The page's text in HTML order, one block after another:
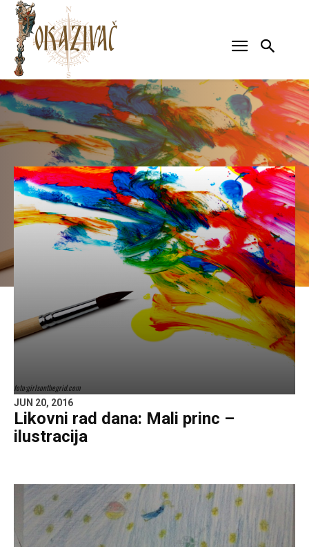
foto:girlsonthegrid.com
JUN 20, 2016
Likovni rad dana: Mali princ –
ilustracija